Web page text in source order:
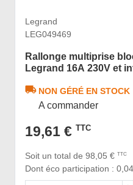
Legrand
LEG049469
Rallonge multiprise
Legrand 16A 230V et
NON GÉRÉ EN STOCK
A commander
19,61 € TTC
Soit un total de 98,05 € TTC
Dont éco participation :